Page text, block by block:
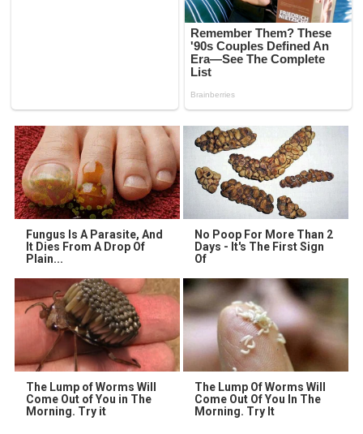
Fungus Is A Parasite, And
It Dies From A Drop Of
Plain...
No Poop For More Than 2
Days - It's The First Sign
Of
The Lump of Worms Will
Come Out of You in The
Morning. Try it
The Lump Of Worms Will
Come Out Of You In The
Morning. Try It